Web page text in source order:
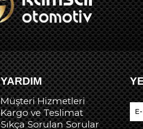
YARDIM
Müşteri Hizmetleri
Kargo ve Teslimat
Sıkça Sorulan Sorular